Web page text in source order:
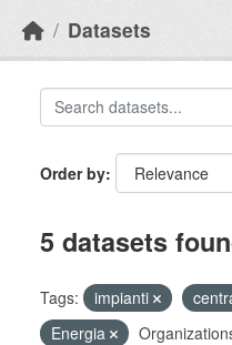
Datasets
Order by
5 datasets
Tags: impianti
Energia